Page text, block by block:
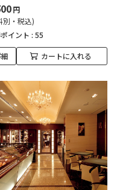
円
別・税込)
イント : 55
カートに入れる